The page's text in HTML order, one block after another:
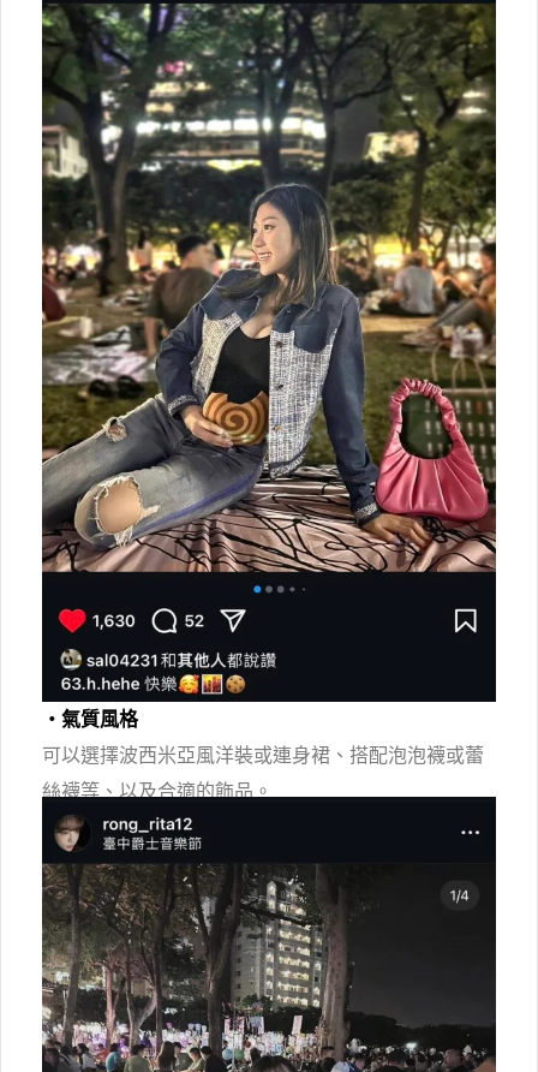
・氣質風格
可以選擇波西米亞風洋裝或連身裙、搭配泡泡襪或蕾
絲襪等、以及合適的飾品。